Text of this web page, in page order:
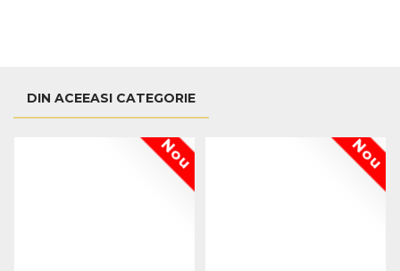
DIN ACEEASI CATEGORIE
Nou Nou